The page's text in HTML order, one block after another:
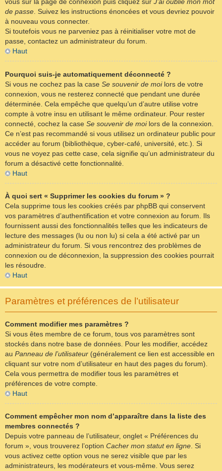
vous sur la page de connexion puis cliquez sur J’ai oublié mon mot
de passe. Suivez les instructions énoncées et vous devriez pouvoir
à nouveau vous connecter.
Si toutefois vous ne parveniez pas à réinitialiser votre mot de
passe, contactez un administrateur du forum.
Haut
Pourquoi suis-je automatiquement déconnecté ?
Si vous ne cochez pas la case Se souvenir de moilors de votre
connexion, vous ne resterez connecté que pendant une durée
déterminée. Cela empêche que quelqu’un d’autre utilise votre
compte à votre insu en utilisant le même ordinateur. Pour rester
connecté, cochez la case Se souvenir de moilors de la connexion.
Ce n’est pas recommandé si vous utilisez un ordinateur public pour
accéder au forum (bibliothèque, cyber-café, université, etc.). Si
vous ne voyez pas cette case, cela signifie qu’un administrateur du
forum a désactivé cette fonctionnalité.
Haut
À quoi sert « Supprimer les cookies du forum » ?
Cela supprime tous les cookies créés par phpBB qui conservent
vos paramètres d’authentification et votre connexion au forum. Ils
fournissent aussi des fonctionnalités telles que les indicateurs de
lecture des messages (lu ou non lu) si cela a été activé par un
administrateur du forum. Si vous rencontrez des problèmes de
connexion ou de déconnexion, la suppression des cookies pourrait
les résoudre.
Haut
Paramètres et préférences de l’utilisateur
Comment modifier mes paramètres ?
Si vous êtes membre de ce forum, tous vos paramètres sont
stockés dans notre base de données. Pour les modifier, accédez
au Panneau de l’utilisateur (généralement ce lien est accessible en
cliquant sur votre nom d’utilisateur en haut des pages du forum).
Cela vous permettra de modifier tous les paramètres et
préférences de votre compte.
Haut
Comment empêcher mon nom d’apparaître dans la liste des
membres connectés ?
Depuis votre panneau de l’utilisateur, onglet « Préférences du
forum », vous trouverez l’option Cacher mon statut en ligne. Si
vous activez cette option vous ne serez visible que par les
administrateurs, les modérateurs et vous-même. Vous serez